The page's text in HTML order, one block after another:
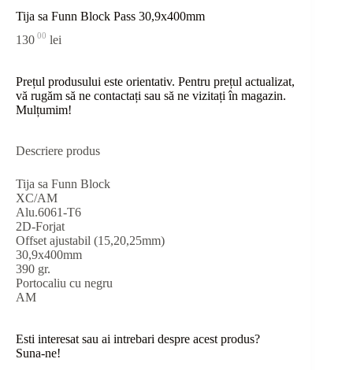
Tija sa Funn Block Pass 30,9x400mm
130 00 lei
Prețul produsului este orientativ. Pentru prețul actualizat,
vă rugăm să ne contactați sau să ne vizitați în magazin.
Mulțumim!
Descriere produs
Tija sa Funn Block
XC/AM
Alu.6061-T6
2D-Forjat
Offset ajustabil (15,20,25mm)
30,9x400mm
390 gr.
Portocaliu cu negru
AM
Esti interesat sau ai intrebari despre acest produs?
Suna-ne!